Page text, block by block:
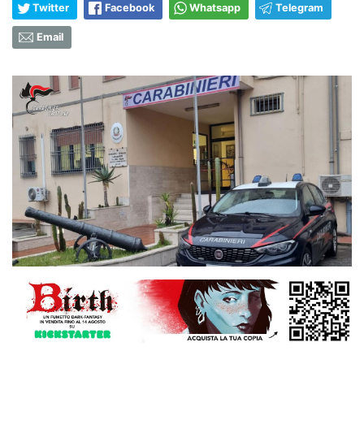
Twitter Facebook Whatsapp Telegram
Email